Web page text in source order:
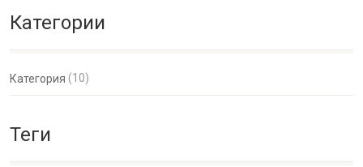
Категории
Категория (10)
Теги